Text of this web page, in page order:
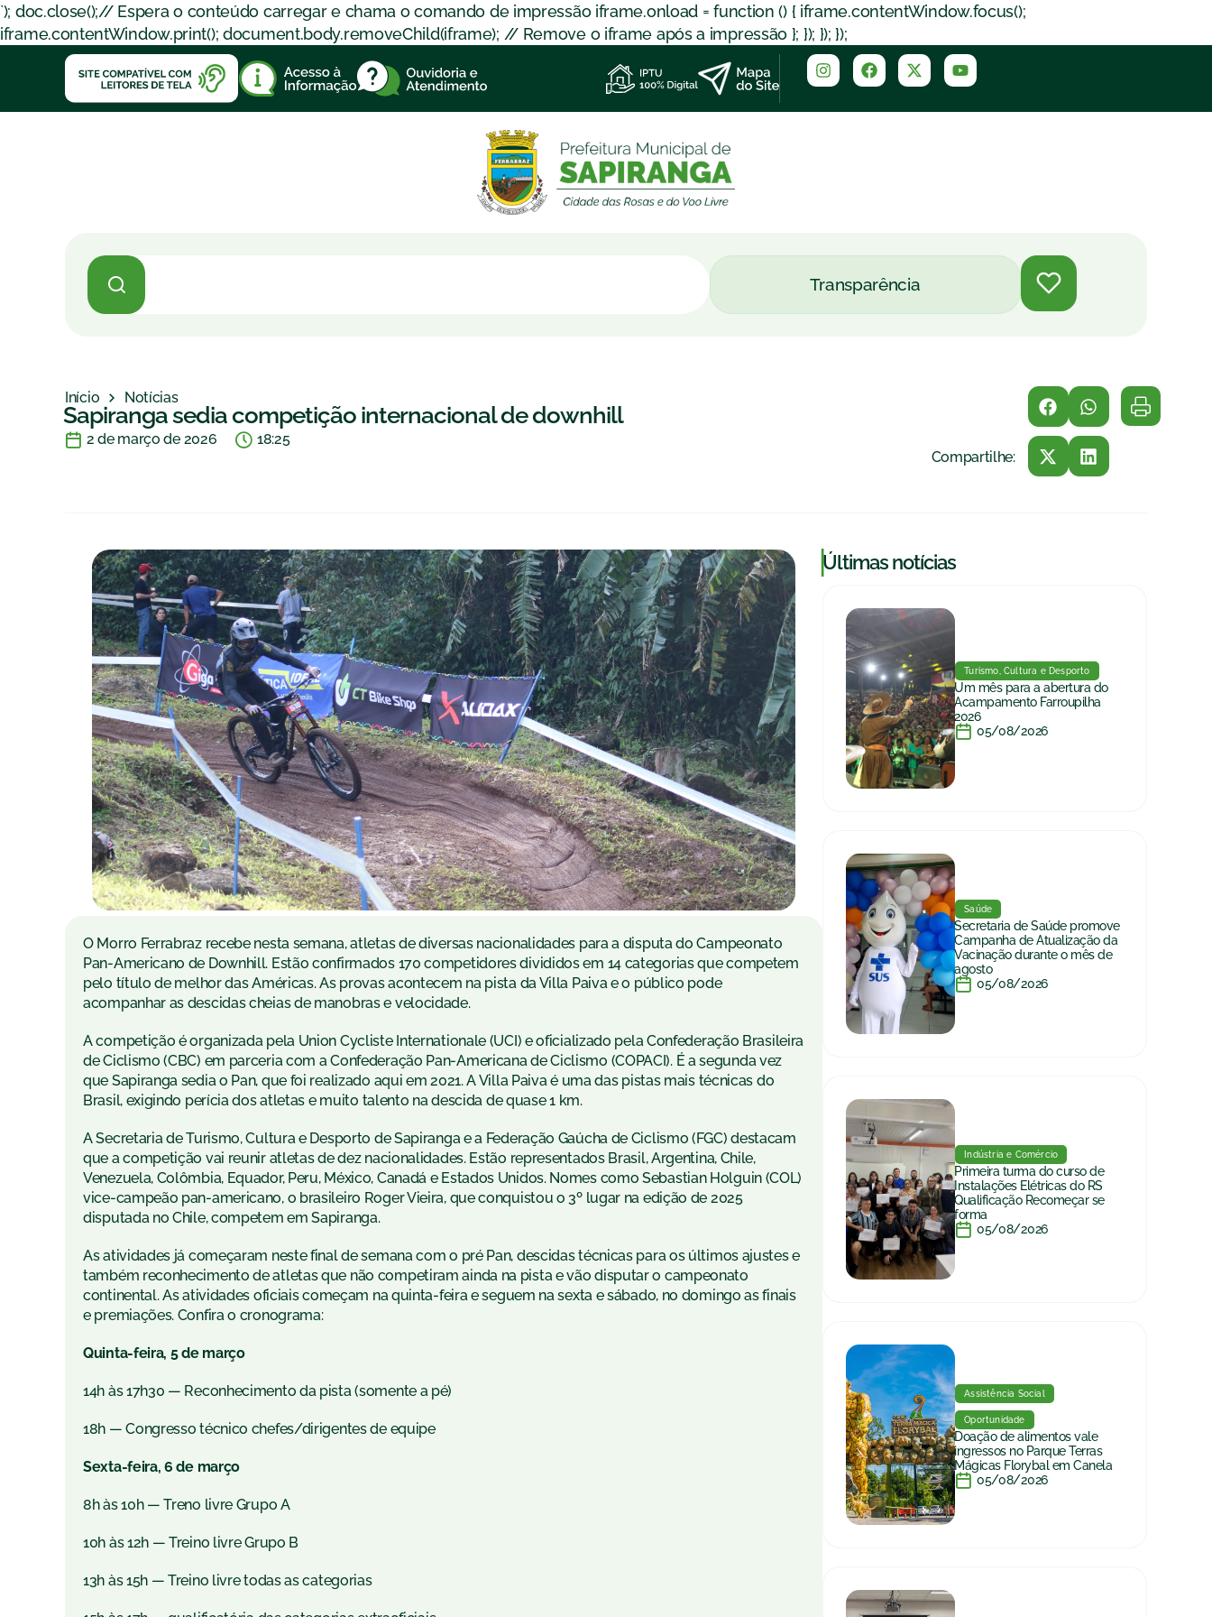
`); doc.close();// Espera o conteúdo carregar e chama o comando de impressão iframe.onload = function () { iframe.contentWindow.focus();
iframe.contentWindow.print(); document.body.removeChild(iframe); // Remove o iframe após a impressão }; }); }); });
Transparência
Início Notícias
Sapiranga sedia competição internacional de downhill
2 de março de 2026
18:25
Compartilhe:
O Morro Ferrabraz recebe nesta semana, atletas de diversas nacionalidades para a disputa do Campeonato
Pan-Americano de Downhill. Estão confirmados 170 competidores divididos em 14 categorias que competem
pelo título de melhor das Américas. As provas acontecem na pista da Villa Paiva e o público pode
acompanhar as descidas cheias de manobras e velocidade.
A competição é organizada pela Union Cycliste Internationale (UCI) e oficializado pela Confederação Brasileira
de Ciclismo (CBC) em parceria com a Confederação Pan-Americana de Ciclismo (COPACI). É a segunda vez
que Sapiranga sedia o Pan, que foi realizado aqui em 2021. A Villa Paiva é uma das pistas mais técnicas do
Brasil, exigindo perícia dos atletas e muito talento na descida de quase 1 km.
A Secretaria de Turismo, Cultura e Desporto de Sapiranga e a Federação Gaúcha de Ciclismo (FGC) destacam
que a competição vai reunir atletas de dez nacionalidades. Estão representados Brasil, Argentina, Chile,
Venezuela, Colômbia, Equador, Peru, México, Canadá e Estados Unidos. Nomes como Sebastian Holguin (COL)
vice-campeão pan-americano, o brasileiro Roger Vieira, que conquistou o 3º lugar na edição de 2025
disputada no Chile, competem em Sapiranga.
As atividades já começaram neste final de semana com o pré Pan, descidas técnicas para os últimos ajustes e
também reconhecimento de atletas que não competiram ainda na pista e vão disputar o campeonato
continental. As atividades oficiais começam na quinta-feira e seguem na sexta e sábado, no domingo as finais
e premiações. Confira o cronograma:
Quinta-feira, 5 de março
14h às 17h30 — Reconhecimento da pista (somente a pé)
18h — Congresso técnico chefes/dirigentes de equipe
Sexta-feira, 6 de março
8h às 10h — Treno livre Grupo A
10h às 12h — Treino livre Grupo B
13h às 15h — Treino livre todas as categorias
|Últimas notícias
Turismo, Cultura e Desporto
Um mês para a abertura do
Acampamento Farroupilha
2026
05/08/2026
Saúde
Secretaria de Saúde promove
Campanha de Atualização da
Vacinação durante o mês de
agosto
05/08/2026
Indústria e Comércio
Primeira turma do curso de
Instalações Elétricas do RS
Qualificação Recomeçar se
forma
05/08/2026
Assistência Social
Oportunidade
Doação de alimentos vale
ingressos no Parque Terras
Mágicas Florybal em Canela
05/08/2026